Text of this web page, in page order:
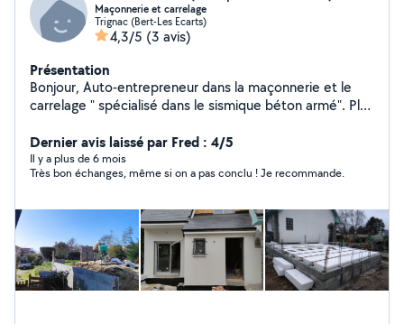
Maçonnerie et carrelage
Trignac (Bert-Les Ecarts)
4,3/5 (3 avis)
Présentation
Bonjour, Auto-entrepreneur dans la maçonnerie et le
carrelage " spécialisé dans le sismique béton armé". Plus
information et réalisation de vos travaux. J.juliard
Dernier avis laissé par Fred : 4/5
Il y a plus de 6 mois
Très bon échanges, même si on a pas conclu ! Je recommande.